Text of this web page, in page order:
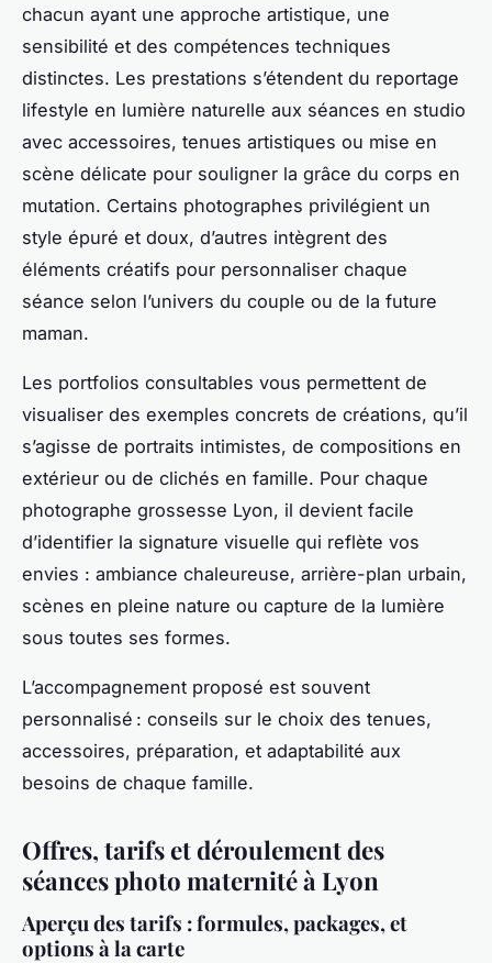
chacun ayant une approche artistique, une
sensibilité et des compétences techniques
distinctes. Les prestations s’étendent du reportage
lifestyle en lumière naturelle aux séances en studio
avec accessoires, tenues artistiques ou mise en
scène délicate pour souligner la grâce du corps en
mutation. Certains photographes privilégient un
style épuré et doux, d’autres intègrent des
éléments créatifs pour personnaliser chaque
séance selon l’univers du couple ou de la future
maman.
Les portfolios consultables vous permettent de
visualiser des exemples concrets de créations, qu’il
s’agisse de portraits intimistes, de compositions en
extérieur ou de clichés en famille. Pour chaque
photographe grossesse Lyon, il devient facile
d’identifier la signature visuelle qui reflète vos
envies : ambiance chaleureuse, arrière-plan urbain,
scènes en pleine nature ou capture de la lumière
sous toutes ses formes.
L’accompagnement proposé est souvent
personnalisé : conseils sur le choix des tenues,
accessoires, préparation, et adaptabilité aux
besoins de chaque famille.
Offres, tarifs et déroulement des
séances photo maternité à Lyon
Aperçu des tarifs : formules, packages, et
options à la carte